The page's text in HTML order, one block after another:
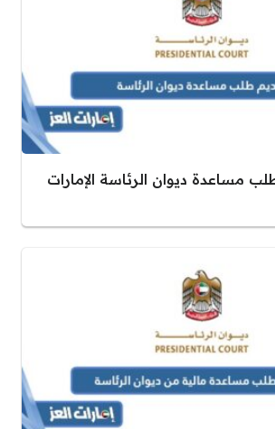
مساعدة ديوان الرئاسة الإمارات